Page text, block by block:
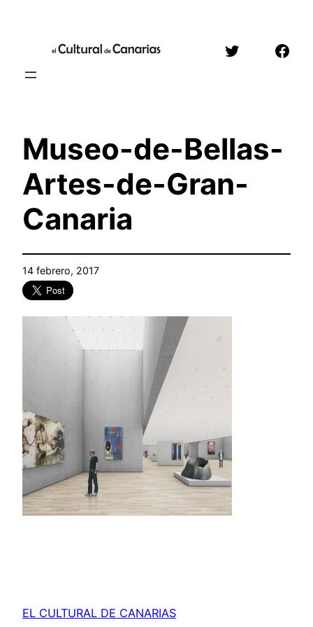
contenido
Twitter
Museo-de-Bellas-
Artes-de-Gran-
Canaria
14 febrero, 2017
EL CULTURAL DE CANARIAS